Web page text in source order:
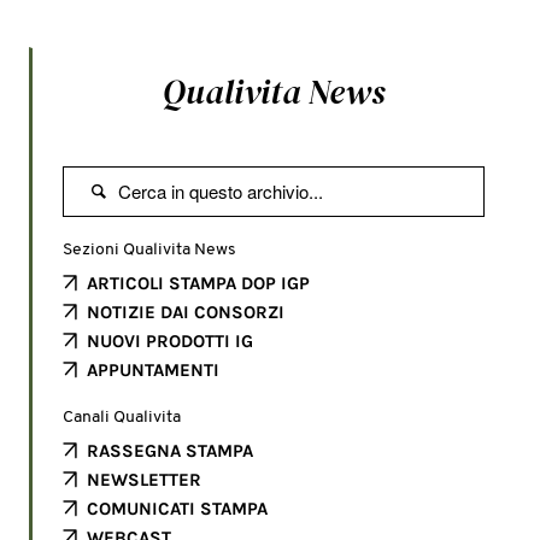
Qualivita News

Sezioni Qualivita News
ARTICOLI STAMPA DOP IGP
NOTIZIE DAI CONSORZI
NUOVI PRODOTTI IG
APPUNTAMENTI
Canali Qualivita
RASSEGNA STAMPA
NEWSLETTER
COMUNICATI STAMPA